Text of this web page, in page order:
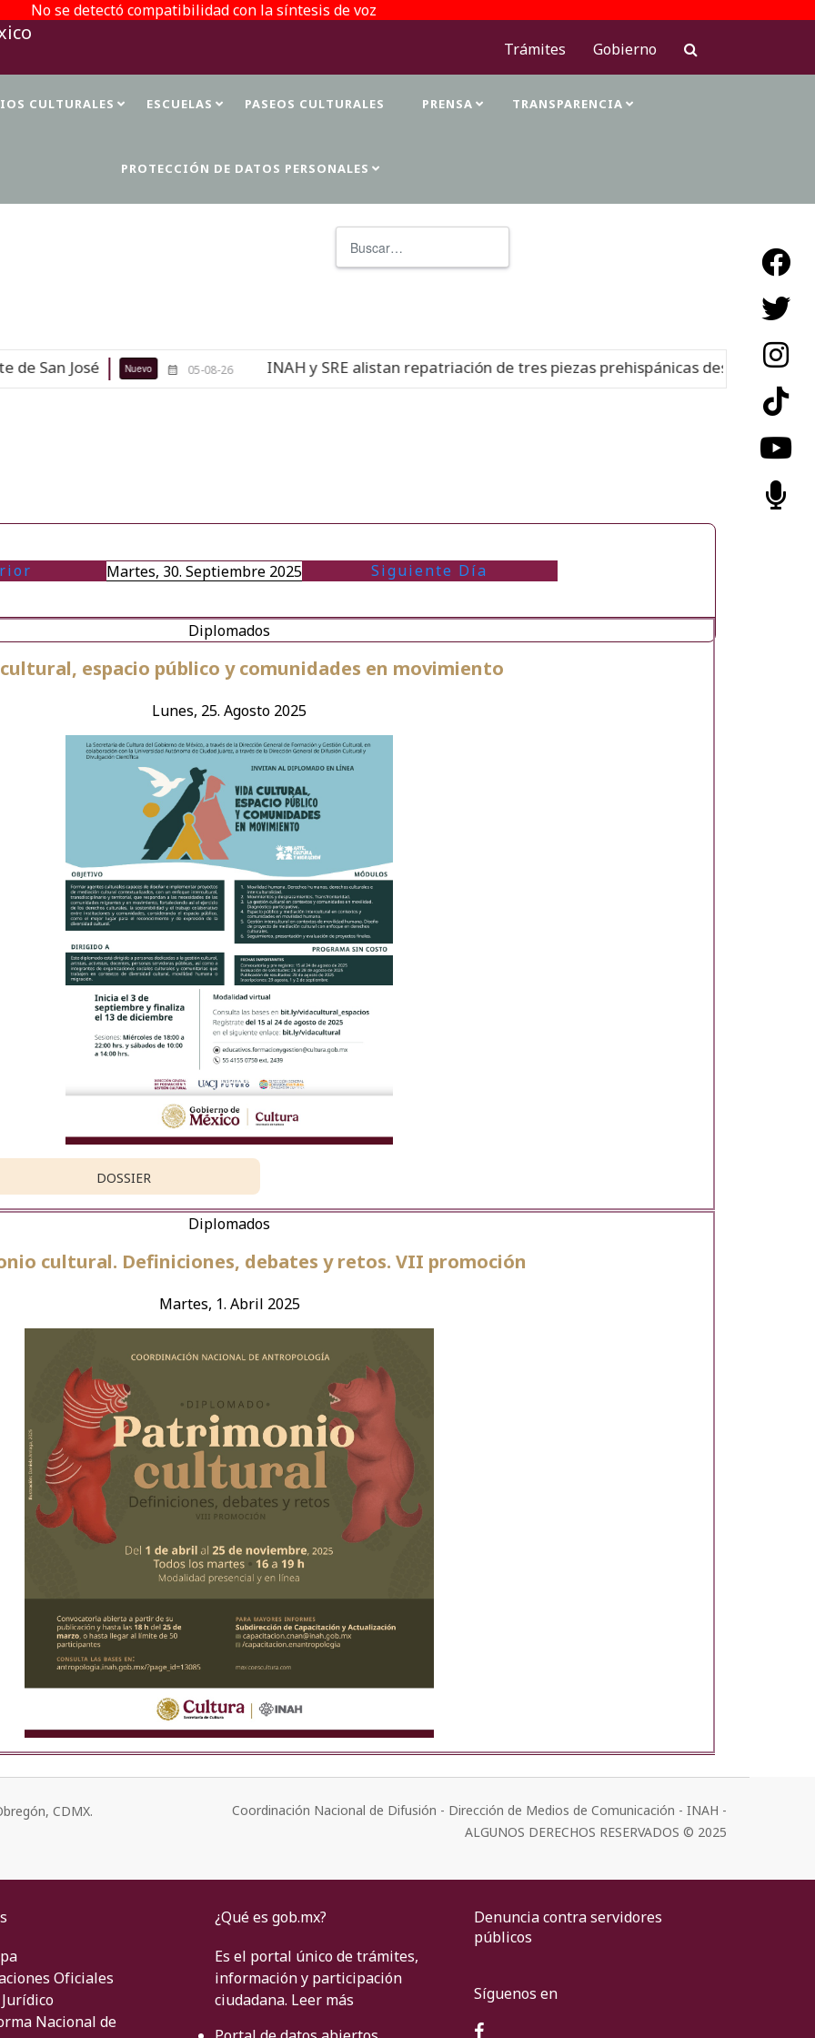
No se detectó compatibilidad con la síntesis de voz
Trámites
Gobierno
CULTURALES ESCUELAS PASEOS CULTURALES PRENSA TRANSPARENCIA
PROTECCIÓN DE DATOS PERSONALES
José Nuevo 05-08-26 INAH y SRE alistan repatriación de tres piezas prehispánicas desde Estados Unidos
Martes, 30. Septiembre 2025 Siguiente Día
DOSSIER
Lunes, 25. Agosto 2025
espacio público y comunidades en movimiento
Diplomados
Martes, 1. Abril 2025
cultural. Definiciones, debates y retos. VII promoción
Diplomados
CDMX.
Coordinación Nacional de Difusión - Dirección de Medios de Comunicación - INAH -
ALGUNOS DERECHOS RESERVADOS © 2025
Oficiales
Nacional de
¿Qué es gob.mx?
Es el portal único de trámites,
información y participación
ciudadana. Leer más
Denuncia contra servidores
públicos
Síguenos en